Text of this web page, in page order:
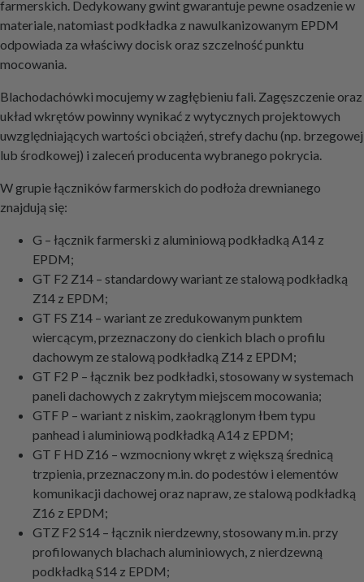
farmerskich. Dedykowany gwint gwarantuje pewne osadzenie w
materiale, natomiast podkładka z nawulkanizowanym EPDM
odpowiada za właściwy docisk oraz szczelność punktu
mocowania.
Blachodachówki mocujemy w zagłębieniu fali. Zagęszczenie oraz
układ wkrętów powinny wynikać z wytycznych projektowych
uwzględniających wartości obciążeń, strefy dachu (np. brzegowej
lub środkowej) i zaleceń producenta wybranego pokrycia.
W grupie łączników farmerskich do podłoża drewnianego
znajdują się:
G – łącznik farmerski z aluminiową podkładką A14 z
EPDM;
GT F2 Z14 – standardowy wariant ze stalową podkładką
Z14 z EPDM;
GT FS Z14 – wariant ze zredukowanym punktem
wiercącym, przeznaczony do cienkich blach o profilu
dachowym ze stalową podkładką Z14 z EPDM;
GT F2 P – łącznik bez podkładki, stosowany w systemach
paneli dachowych z zakrytym miejscem mocowania;
GTF P – wariant z niskim, zaokrąglonym łbem typu
panhead i aluminiową podkładką A14 z EPDM;
GT F HD Z16 – wzmocniony wkręt z większą średnicą
trzpienia, przeznaczony m.in. do podestów i elementów
komunikacji dachowej oraz napraw, ze stalową podkładką
Z16 z EPDM;
GTZ F2 S14 – łącznik nierdzewny, stosowany m.in. przy
profilowanych blachach aluminiowych, z nierdzewną
podkładką S14 z EPDM;